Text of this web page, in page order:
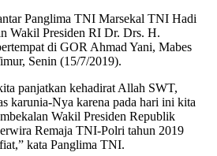
Panglima TNI Marsekal TNI Hadi
Wakil Presiden RI Dr. Drs. H.
di GOR Ahmad Yani, Mabes
Senin (15/7/2019).
panjatkan kehadirat Allah SWT,
karunia-Nya karena pada hari ini kita
Wakil Presiden Republik
Remaja TNI-Polri tahun 2019
kata Panglima TNI.